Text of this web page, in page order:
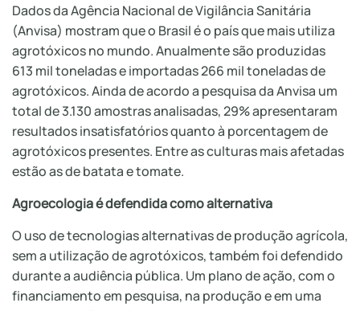
Dados da Agência Nacional de Vigilância Sanitária
(Anvisa) mostram que o Brasil é o país que mais utiliza
agrotóxicos no mundo. Anualmente são produzidas
613 mil toneladas e importadas 266 mil toneladas de
agrotóxicos. Ainda de acordo a pesquisa da Anvisa um
total de 3.130 amostras analisadas, 29% apresentaram
resultados insatisfatórios quanto à porcentagem de
agrotóxicos presentes. Entre as culturas mais afetadas
estão as de batata e tomate.
Agroecologia é defendida como alternativa
O uso de tecnologias alternativas de produção agrícola,
sem a utilização de agrotóxicos, também foi defendido
durante a audiência pública. Um plano de ação, com o
financiamento em pesquisa, na produção e em uma